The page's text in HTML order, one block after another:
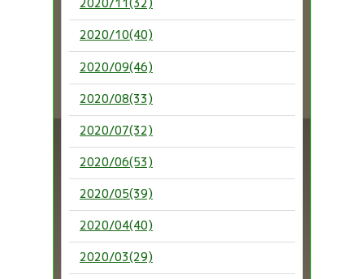
2020/11(32)
2020/10(40)
2020/09(46)
2020/08(33)
2020/07(32)
2020/06(53)
2020/05(39)
2020/04(40)
2020/03(29)